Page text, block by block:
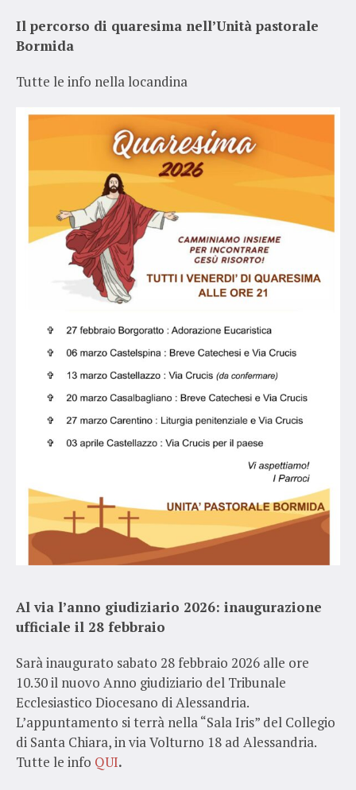
Il percorso di quaresima nell’Unità pastorale
Bormida
Tutte le info nella locandina
Al via l’anno giudiziario 2026: inaugurazione
ufficiale il 28 febbraio
Sarà inaugurato sabato 28 febbraio 2026 alle ore
10.30 il nuovo Anno giudiziario del Tribunale
Ecclesiastico Diocesano di Alessandria.
L’appuntamento si terrà nella “Sala Iris” del Collegio
di Santa Chiara, in via Volturno 18 ad Alessandria.
Tutte le info QUI.